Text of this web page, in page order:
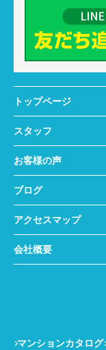
トップページ
スタッフ
お客様の声
ブログ
アクセスマップ
会社概要
マンションカタログ